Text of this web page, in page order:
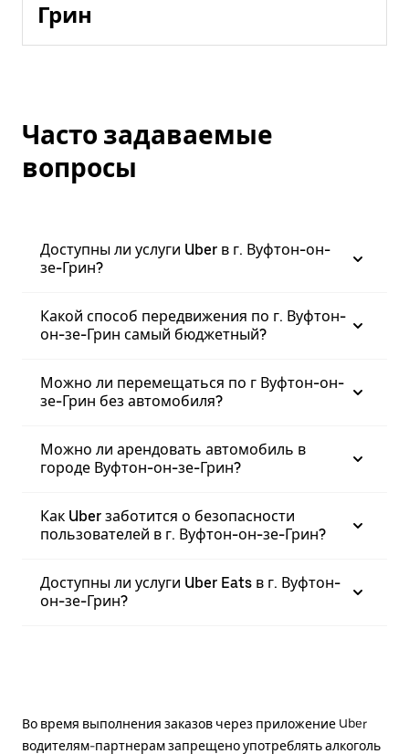
Грин
Часто задаваемые
вопросы
Доступны ли услуги Uber в г. Вуфтон-он-
зе-Грин?
Какой способ передвижения по г. Вуфтон-
он-зе-Грин самый бюджетный?
Можно ли перемещаться по г Вуфтон-он-
зе-Грин без автомобиля?
Можно ли арендовать автомобиль в
городе Вуфтон-он-зе-Грин?
Как Uber заботится о безопасности
пользователей в г. Вуфтон-он-зе-Грин?
Доступны ли услуги Uber Eats в г. Вуфтон-
он-зе-Грин?
Во время выполнения заказов через приложение Uber
водителям-партнерам запрещено употреблять алкоголь